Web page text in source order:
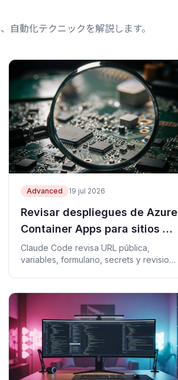
自動化テクニックを解説します。
Advanced 19 jul 2026
Revisar despliegues de Azure
Container Apps para sitios de
empleo
Claude Code revisa URL pública,
variables, formulario, secrets y revisions